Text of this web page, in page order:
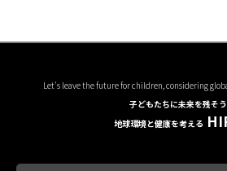
Let's leave the future for children, considering
子どもたちに未来を残そう
地球環境と健康を考える